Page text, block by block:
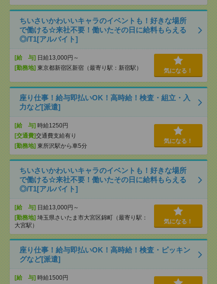
ちいさいかわいいキャラのイベントも！好きな場所
で働ける☆来社不要！働いたその日に給料もらえる
◎/T1[アルバイト]
[給 与] 日給13,000円～
[勤務地] 東京都新宿区新宿（最寄り駅：新宿駅） 気になる！
座り仕事！給与即払いOK！高時給！検査・組立・入
力など[派遣]
[給 与] 時給1250円
[交通費]交通費支給有り
[勤務地] 東所沢駅から車5分
気になる！
ちいさいかわいいキャラのイベントも！好きな場所
で働ける☆来社不要！働いたその日に給料もらえる
◎/T1[アルバイト]
[給 与] 日給13,000円～
[勤務地] 埼玉県さいたま市大宮区錦町（最寄り駅：
大宮駅）
気になる！
座り仕事！給与即払いOK！高時給！検査・ピッキン
グなど[派遣]
[給 与] 時給1500円